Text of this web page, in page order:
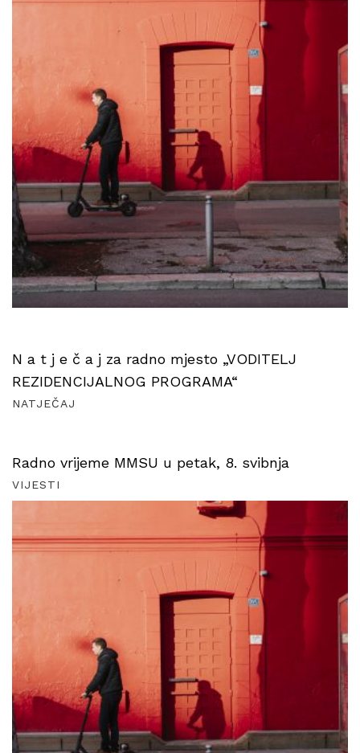
N a t j e č a j za radno mjesto „VODITELJ
REZIDENCIJALNOG PROGRAMA“
NATJEČAJ
Radno vrijeme MMSU u petak, 8. svibnja
VIJESTI